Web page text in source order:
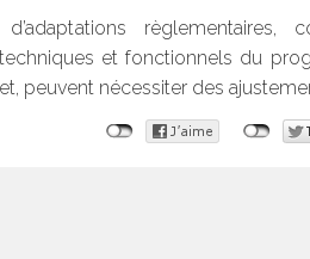
règlementaires,
et fonctionnels du
peuvent nécessiter des